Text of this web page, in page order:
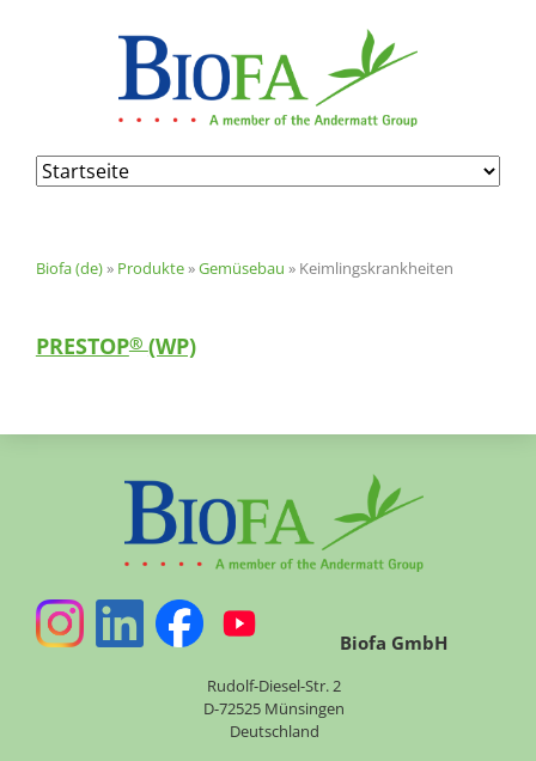
Navigation
überspringen
Biofa (de)» Produkte»Gemüsebau » Keimlingskrankheiten
PRESTOP® (WP)
Biofa GmbH
Rudolf-Diesel-Str. 2
D-72525 Münsingen
Deutschland